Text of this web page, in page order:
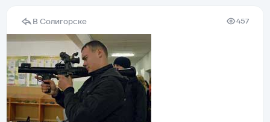
В Солигорске 457